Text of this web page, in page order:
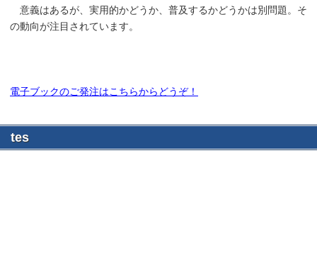
意義はあるが、実用的かどうか、普及するかどうかは別問題。そ
の動向が注目されています。
電子ブックのご発注はこちらからどうぞ！
tes